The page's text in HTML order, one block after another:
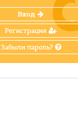
Вход
Регистрация
Забыли пароль?